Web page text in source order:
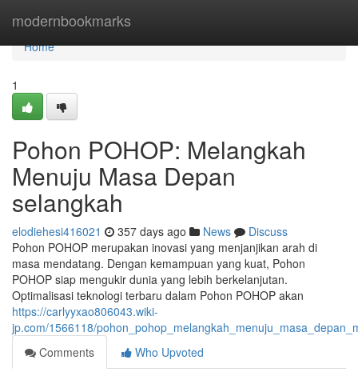
modernbookmarks
Home
Home
1
Pohon POHOP: Melangkah
Menuju Masa Depan
selangkah
elodiehesi416021 357 days ago News
Discuss
Pohon POHOP merupakan inovasi yang menjanjikan arah di
masa mendatang. Dengan kemampuan yang kuat, Pohon
POHOP siap mengukir dunia yang lebih berkelanjutan.
Optimalisasi teknologi terbaru dalam Pohon POHOP akan
https://carlyyxao806043.wiki-
jp.com/1566118/
Comments
Who Upvoted